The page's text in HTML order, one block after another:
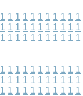
1 1 1 1 1 1 1 1 1 1 1
1 1 1 1 1 1 1 1 1 1 1
1 1 1 1 1 1 1 1 1 1 1
1 1 1 1 1 1 1 1 1 1 1
1 1 1 1 1 1 1 1 1 1 1
1 1 1 1 1 1 1 1 1 1 1